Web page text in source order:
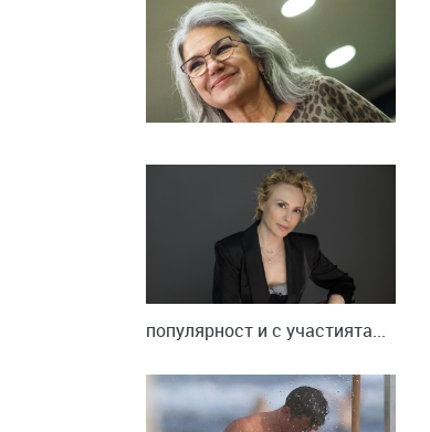
популярност и с участията...